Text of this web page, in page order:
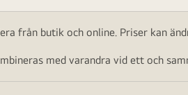
från butik och online. Priser kan
med varandra vid ett och